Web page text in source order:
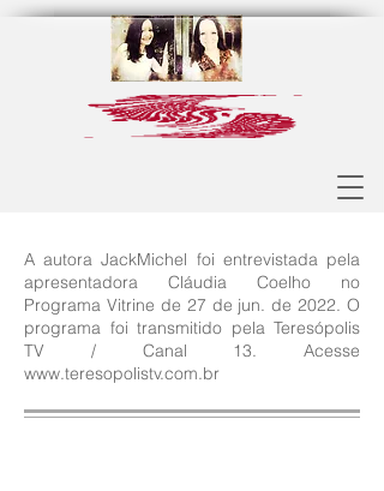
A autora JackMichel foi entrevistada pela
apresentadora Cláudia Coelho no
Programa Vitrine de 27 de jun. de 2022. O
programa foi transmitido pela Teresópolis
TV / Canal 13. Acesse
www.teresopolistv.com.br